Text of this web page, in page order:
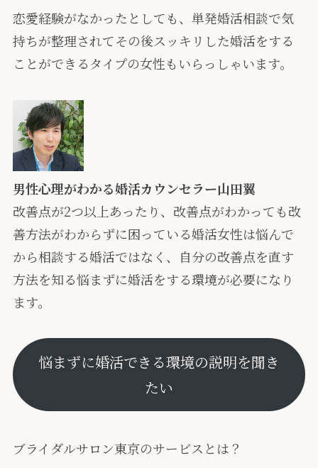
恋愛経験がなかったとしても、単発婚活相談で気
持ちが整理されてその後スッキリした婚活をする
ことができるタイプの女性もいらっしゃいます。
男性心理がわかる婚活カウンセラー山田翼
改善点が2つ以上あったり、改善点がわかっても改
善方法がわからずに困っている婚活女性は悩んで
から相談する婚活ではなく、自分の改善点を直す
方法を知る悩まずに婚活をする環境が必要になり
ます。
悩まずに婚活できる環境の説明を聞き
たい
ブライダルサロン東京のサービスとは？